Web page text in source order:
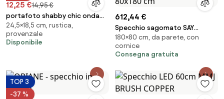
12,25 €14,95 €
portafoto shabby chic onda
cm 18,5 x 2,5 x 24,5 h
24,5×18,5 cm, rustica,
provenzale
Disponibile
612,44 €
Specchio sagomato SAY
Bronzo con molatura 80x180
cm
180×80 cm, da parete, con
cornice
Consegna gratuita
TOP 3
-37 %